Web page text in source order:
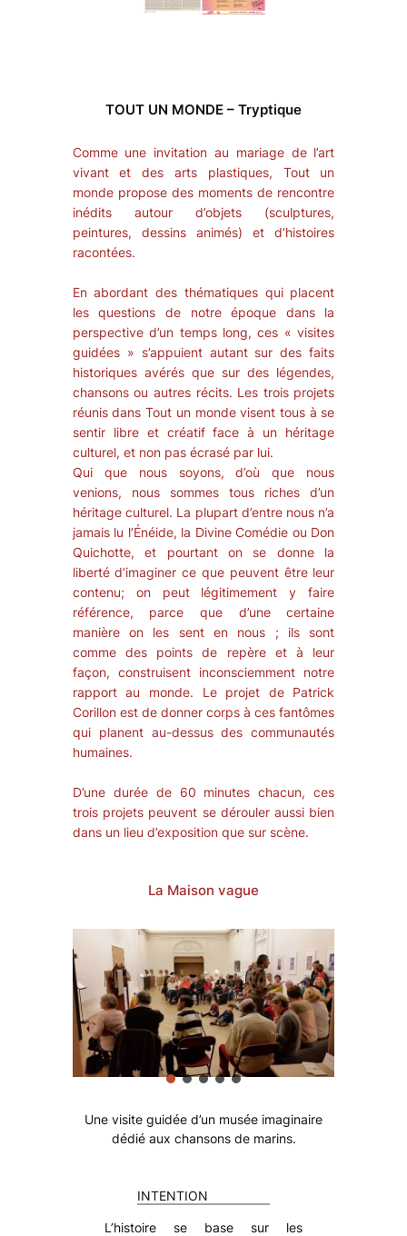
TOUT UN MONDE – Tryptique
Comme une invitation au mariage de l’art
vivant et des arts plastiques, Tout un
monde propose des moments de rencontre
inédits autour d’objets (sculptures,
peintures, dessins animés) et d’histoires
racontées.
En abordant des thématiques qui placent
les questions de notre époque dans la
perspective d’un temps long, ces « visites
guidées » s’appuient autant sur des faits
historiques avérés que sur des légendes,
chansons ou autres récits. Les trois projets
réunis dans Tout un monde visent tous à se
sentir libre et créatif face à un héritage
culturel, et non pas écrasé par lui.
Qui que nous soyons, d’où que nous
venions, nous sommes tous riches d’un
héritage culturel. La plupart d’entre nous n’a
jamais lu l’Énéide, la Divine Comédie ou Don
Quichotte, et pourtant on se donne la
liberté d’imaginer ce que peuvent être leur
contenu; on peut légitimement y faire
référence, parce que d’une certaine
manière on les sent en nous ; ils sont
comme des points de repère et à leur
façon, construisent inconsciemment notre
rapport au monde. Le projet de Patrick
Corillon est de donner corps à ces fantômes
qui planent au-dessus des communautés
humaines.
D’une durée de 60 minutes chacun, ces
trois projets peuvent se dérouler aussi bien
dans un lieu d’exposition que sur scène.
La Maison vague
Une visite guidée d’un musée imaginaire
dédié aux chansons de marins.
INTENTION
L’histoire se base sur les